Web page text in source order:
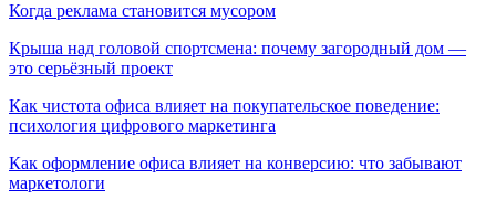
Когда реклама становится мусором
Крыша над головой спортсмена: почему загородный дом —
это серьёзный проект
Как чистота офиса влияет на покупательское поведение:
психология цифрового маркетинга
Как оформление офиса влияет на конверсию: что забывают
маркетологи